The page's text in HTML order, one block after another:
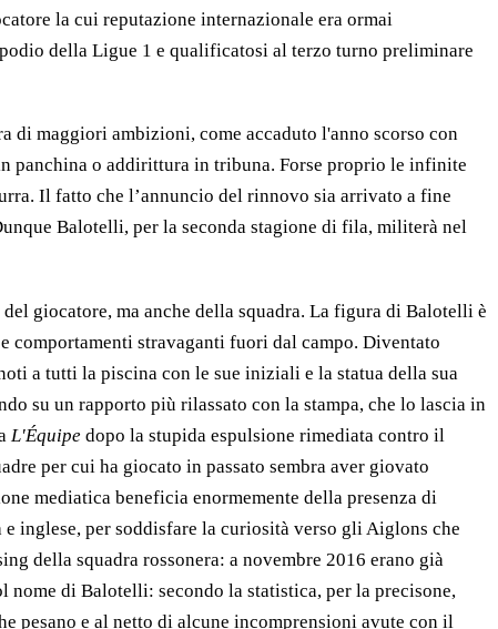
la cui reputazione internazionale era ormai
della Ligue 1 e qualificatosi al terzo turno preliminare
di maggiori ambizioni, come accaduto l'anno scorso con
panchina o addirittura in tribuna. Forse proprio le infinite
Il fatto che l’annuncio del rinnovo sia arrivato a fine
Balotelli, per la seconda stagione di fila, militerà nel
giocatore, ma anche della squadra. La figura di Balotelli è
comportamenti stravaganti fuori dal campo. Diventato
a tutti la piscina con le sue iniziali e la statua della sua
su un rapporto più rilassato con la stampa, che lo lascia in
L'Équipe dopo la stupida espulsione rimediata contro il
per cui ha giocato in passato sembra aver giovato
mediatica beneficia enormemente della presenza di
inglese, per soddisfare la curiosità verso gli Aiglons che
della squadra rossonera: a novembre 2016 erano già
di Balotelli: secondo la statistica, per la precisone,
pesano e al netto di alcune incomprensioni avute con il